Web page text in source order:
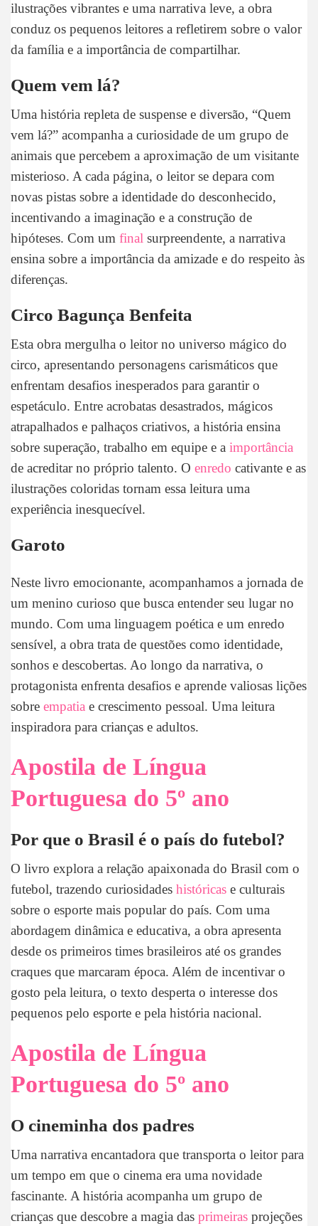
ilustrações vibrantes e uma narrativa leve, a obra
conduz os pequenos leitores a refletirem sobre o valor
da família e a importância de compartilhar.
Quem vem lá?
Uma história repleta de suspense e diversão, “Quem
vem lá?” acompanha a curiosidade de um grupo de
animais que percebem a aproximação de um visitante
misterioso. A cada página, o leitor se depara com
novas pistas sobre a identidade do desconhecido,
incentivando a imaginação e a construção de
hipóteses. Com um final surpreendente, a narrativa
ensina sobre a importância da amizade e do respeito às
diferenças.
Circo Bagunça Benfeita
Esta obra mergulha o leitor no universo mágico do
circo, apresentando personagens carismáticos que
enfrentam desafios inesperados para garantir o
espetáculo. Entre acrobatas desastrados, mágicos
atrapalhados e palhaços criativos, a história ensina
sobre superação, trabalho em equipe e a importância
de acreditar no próprio talento. O enredo cativante e as
ilustrações coloridas tornam essa leitura uma
experiência inesquecível.
Garoto
Neste livro emocionante, acompanhamos a jornada de
um menino curioso que busca entender seu lugar no
mundo. Com uma linguagem poética e um enredo
sensível, a obra trata de questões como identidade,
sonhos e descobertas. Ao longo da narrativa, o
protagonista enfrenta desafios e aprende valiosas lições
sobre empatia e crescimento pessoal. Uma leitura
inspiradora para crianças e adultos.
Apostila de Língua
Portuguesa do 5º ano
Por que o Brasil é o país do futebol?
O livro explora a relação apaixonada do Brasil com o
futebol, trazendo curiosidades históricas e culturais
sobre o esporte mais popular do país. Com uma
abordagem dinâmica e educativa, a obra apresenta
desde os primeiros times brasileiros até os grandes
craques que marcaram época. Além de incentivar o
gosto pela leitura, o texto desperta o interesse dos
pequenos pelo esporte e pela história nacional.
Apostila de Língua
Portuguesa do 5º ano
O cineminha dos padres
Uma narrativa encantadora que transporta o leitor para
um tempo em que o cinema era uma novidade
fascinante. A história acompanha um grupo de
crianças que descobre a magia das primeiras projeções